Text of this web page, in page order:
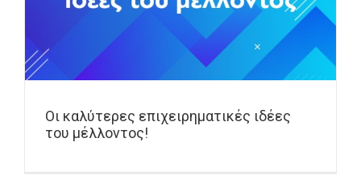
Οι καλύτερες επιχειρηματικές ιδέες
του μέλλοντος!